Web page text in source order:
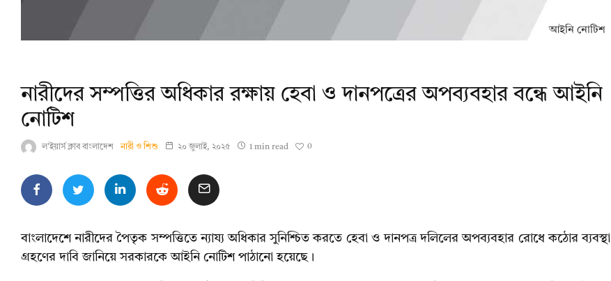
আইনি নোটিশ
নারীদের সম্পত্তির অধিকার রক্ষায় হেবা ও দানপত্রের অপব্যবহার বন্ধে আইনি
নোটিশ
ল'ইয়ার্স ক্লাব বাংলাদেশ নারী ও শিশু ২০ জুলাই, ২০২৫ 1 min read 0
বাংলাদেশে নারীদের পৈতৃক সম্পত্তিতে ন্যায্য অধিকার সুনিশ্চিত করতে হেবা ও দানপত্র দলিলের অপব্যবহার রোধে কঠোর ব্যবস্থা
গ্রহণের দাবি জানিয়ে সরকারকে আইনি নোটিশ পাঠানো হয়েছে।